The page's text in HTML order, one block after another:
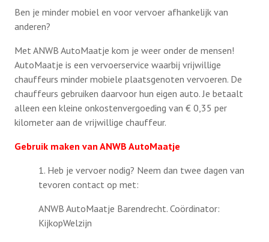
Rijbewijskeuring
Tabletcoach
Gedichten / Teksten
Bijdrage leveren aan Leden voor Leden?
Contact
Over Ons
Bestuur
Lid worden
Ben je minder mobiel en voor vervoer afhankelijk van
anderen?
Met ANWB AutoMaatje kom je weer onder de mensen!
AutoMaatje is een vervoerservice waarbij vrijwillige
chauffeurs minder mobiele plaatsgenoten vervoeren. De
chauffeurs gebruiken daarvoor hun eigen auto. Je betaalt
alleen een kleine onkostenvergoeding van € 0,35 per
kilometer aan de vrijwillige chauffeur.
Gebruik maken van ANWB AutoMaatje
1. Heb je vervoer nodig? Neem dan twee dagen van
tevoren contact op met:
ANWB AutoMaatje Barendrecht. Coördinator:
KijkopWelzijn